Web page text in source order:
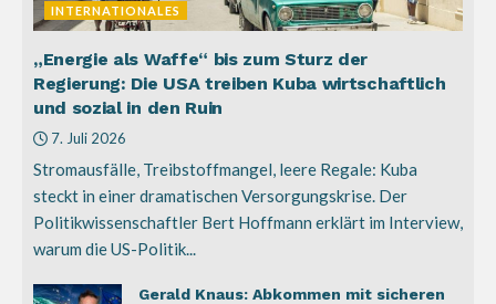
INTERNATIONALES
„Energie als Waffe“ bis zum Sturz der
Regierung: Die USA treiben Kuba wirtschaftlich
und sozial in den Ruin
7. Juli 2026
Stromausfälle, Treibstoffmangel, leere Regale: Kuba
steckt in einer dramatischen Versorgungskrise. Der
Politikwissenschaftler Bert Hoffmann erklärt im Interview,
warum die US-Politik...
Gerald Knaus: Abkommen mit sicheren